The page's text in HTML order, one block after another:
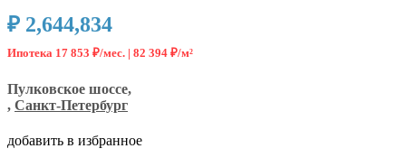
₽ 2,644,834
Ипотека 17 853 ₽/мес. | 82 394 ₽/м²
Пулковское шоссе,
, Санкт-Петербург
добавить в избранное